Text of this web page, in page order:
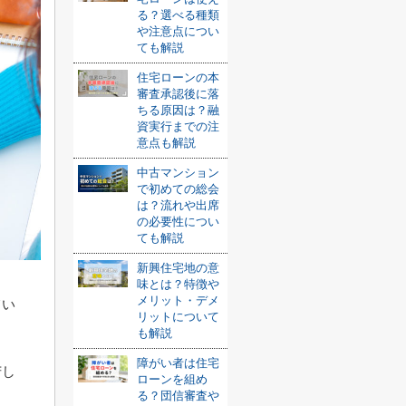
る？選べる種類
や注意点につい
ても解説
住宅ローンの本
審査承認後に落
ちる原因は？融
資実行までの注
意点も解説
中古マンション
で初めての総会
は？流れや出席
の必要性につい
ても解説
新興住宅地の意
味とは？特徴や
メリット・デメ
リットについて
も解説
障がい者は住宅
ローンを組め
る？団信審査や